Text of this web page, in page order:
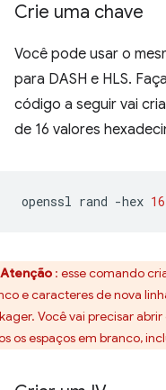
Crie uma chave
Você pode usar o
para DASH e HLS.
código a seguir vai
de 16 valores
openssl rand -hex 16
Atenção : esse comando
e caracteres de nova
Você vai precisar
os espaços em branco,